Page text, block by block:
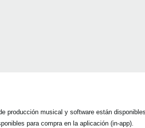
producción musical y software están
para compra en la aplicación (in-app).